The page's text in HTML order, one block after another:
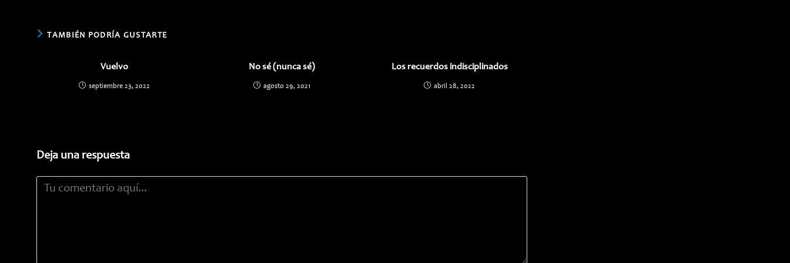
TAMBIÉN PODRÍA GUSTARTE
Vuelvo
septiembre 23, 2022
No sé (nunca sé)
agosto 29, 2021
Los recuerdos indisciplinados
abril 28, 2022
Deja una respuesta
Comentario